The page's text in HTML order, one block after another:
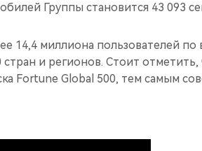
Группы становится 43 093
14,4 миллиона пользователей по
и регионов. Стоит отметить,
Fortune Global 500, тем самым